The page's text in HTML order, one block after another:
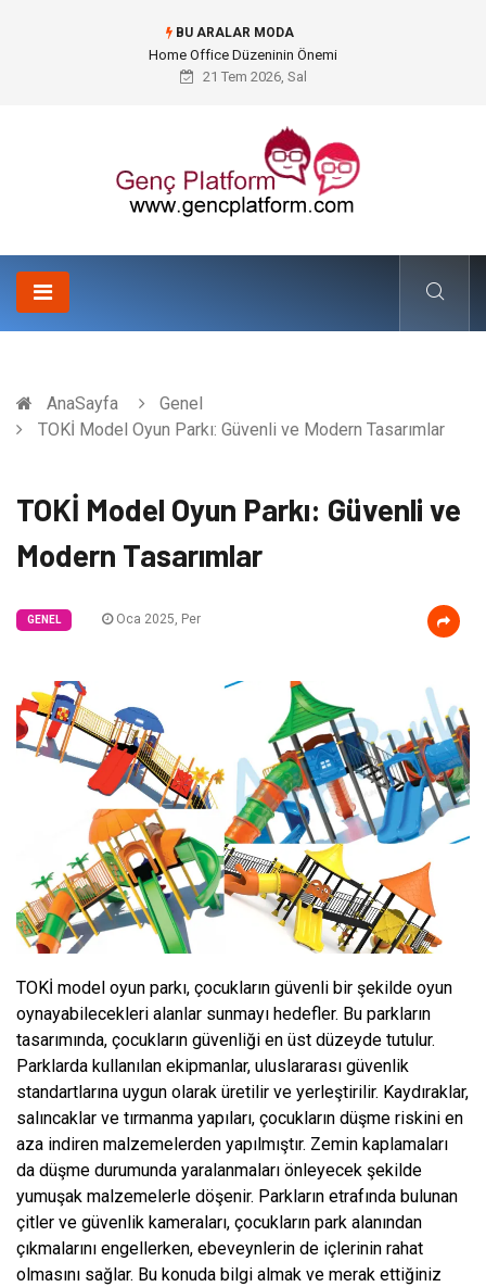
BU ARALAR MODA
Konteyner Nakliye Fiyatları ve Küresel Ticarette Bütçe Yönetimi
21 Tem 2026, Sal
AnaSayfa
Genel
TOKİ Model Oyun Parkı: Güvenli ve Modern Tasarımlar
TOKİ Model Oyun Parkı: Güvenli ve
Modern Tasarımlar
GENEL Oca 2025, Per
TOKİ model oyun parkı, çocukların güvenli bir şekilde oyun
oynayabilecekleri alanlar sunmayı hedefler. Bu parkların
tasarımında, çocukların güvenliği en üst düzeyde tutulur.
Parklarda kullanılan ekipmanlar, uluslararası güvenlik
standartlarına uygun olarak üretilir ve yerleştirilir. Kaydıraklar,
salıncaklar ve tırmanma yapıları, çocukların düşme riskini en
aza indiren malzemelerden yapılmıştır. Zemin kaplamaları
da düşme durumunda yaralanmaları önleyecek şekilde
yumuşak malzemelerle döşenir. Parkların etrafında bulunan
çitler ve güvenlik kameraları, çocukların park alanından
çıkmalarını engellerken, ebeveynlerin de içlerinin rahat
olmasını sağlar. Bu konuda bilgi almak ve merak ettiğiniz